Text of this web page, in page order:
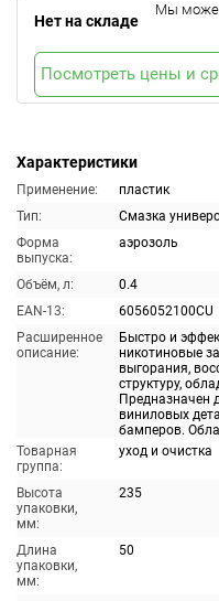
Характеристики
Применение:
пластик
Тип:
Смазка
Форма
выпуска:
аэрозоль
Объём, л:
0.4
EAN-13:
6056052100CU
Расширенное
описание:
Быстро и
никотиновые
выгорания,
структуру,
Предназначен
виниловых
бамперов.
Товарная
группа:
уход и очистка
Высота
упаковки,
мм:
235
Длина
упаковки,
мм:
50
Нет на складе
Мы
Посмотреть цены и